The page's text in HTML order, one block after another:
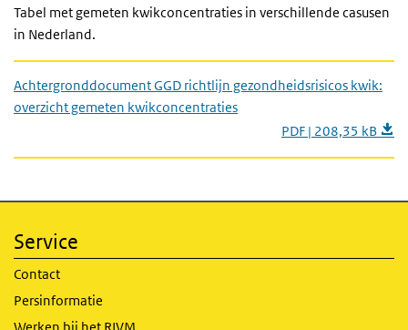
Tabel met gemeten kwikconcentraties in verschillende casusen
in Nederland.
Achtergronddocument GGD richtlijn gezondheidsrisicos kwik:
overzicht gemeten kwikconcentraties
PDF | 208,35 kB
Service
Contact
Persinformatie